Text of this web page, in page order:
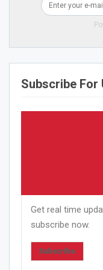
Subscribe For
Get real time
subscribe now.
Subscribe